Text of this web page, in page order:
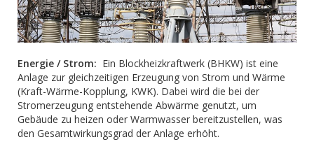
Energie / Strom: Ein Blockheizkraftwerk (BHKW) ist eine
Anlage zur gleichzeitigen Erzeugung von Strom und Wärme
(Kraft-Wärme-Kopplung, KWK). Dabei wird die bei der
Stromerzeugung entstehende Abwärme genutzt, um
Gebäude zu heizen oder Warmwasser bereitzustellen, was
den Gesamtwirkungsgrad der Anlage erhöht.